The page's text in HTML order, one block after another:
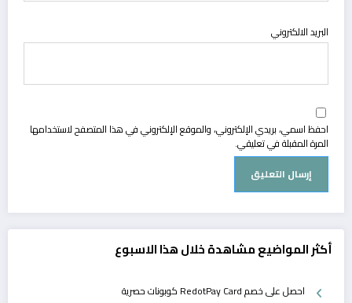
البريد الالكتروني
احفظ اسمي، بريدي الإلكتروني، والموقع الإلكتروني في هذا المتصفح لاستخدامها
المرة المقبلة في تعليقي.
أكثر المواضيع مشاهدة خلال هذا الاسبوع
احصل على خصم RedotPay Card كوبونات حصرية